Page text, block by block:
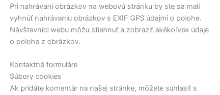
Pri nahrávaní obrázkov na webovú stránku by ste sa mali
vyhnúť nahrávaniu obrázkov s EXIF GPS údajmi o polohe.
Návštevníci webu môžu stiahnuť a zobraziť akékoľvek údaje
o polohe z obrázkov.
Kontaktné formuláre
Súbory cookies
Ak pridáte komentár na našej stránke, môžete súhlasiť s